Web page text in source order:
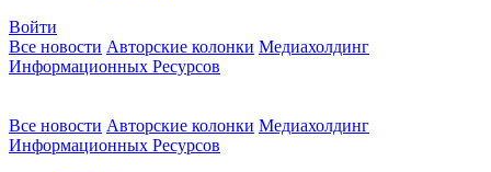
Войти
Все новости Авторские колонки Медиахолдинг
Информационных Ресурсов
Все новости Авторские колонки Медиахолдинг
Информационных Ресурсов